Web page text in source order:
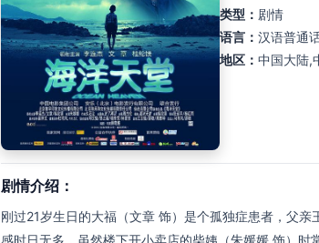
类型： 剧情
语言： 汉语普通
地区： 中国大陆,
剧情介绍：
刚过21岁生日的大福（文章 饰）是个孤独症患者，父
感时日无多，虽然楼下开小卖店的柴姨（朱媛媛 饰）时